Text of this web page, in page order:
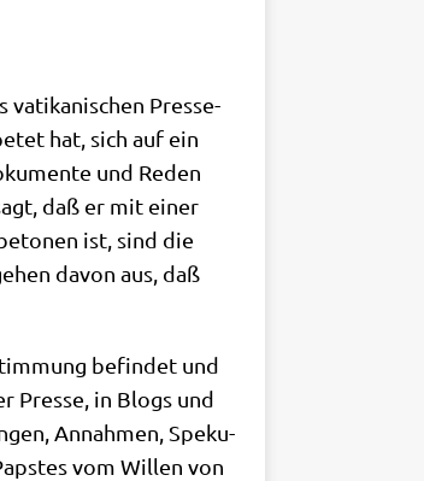
vati­ka­ni­schen Pres­se­
hat, sich auf ein
und Reden
daß er mit einer
ist, sind die
davon aus, daß
befin­det und
Pres­se, in Blogs und
Annah­men, Spe­ku­
vom Wil­len von